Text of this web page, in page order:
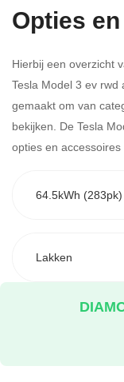
Opties
Hierbij een overzicht
Tesla Model 3 ev
gemaakt om van
bekijken. De Tesla
opties en
64.5kWh (283pk)
Lakken